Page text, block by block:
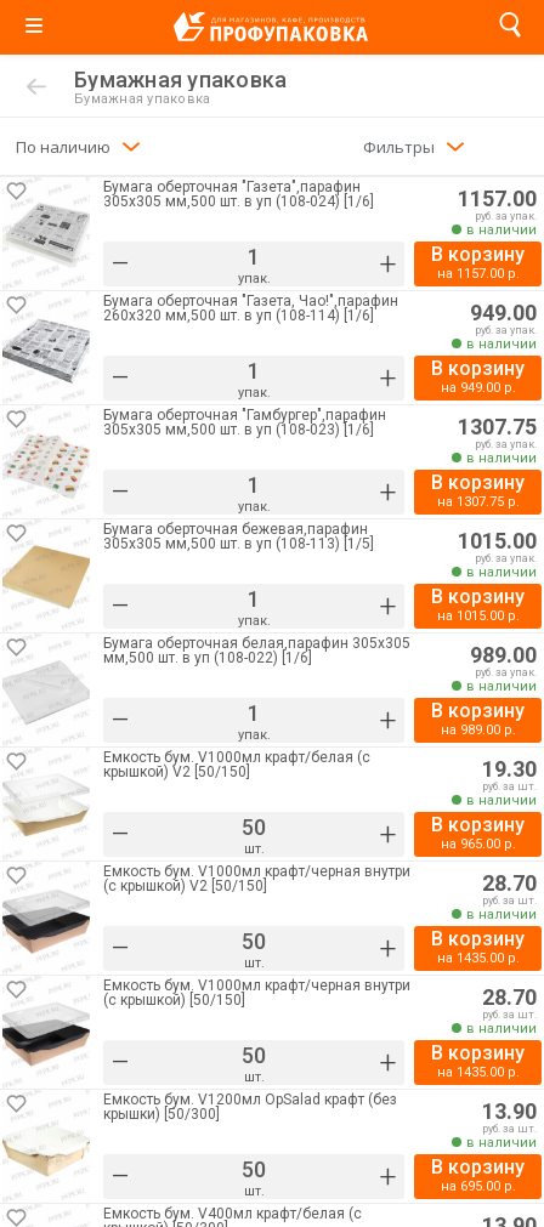
Бумажная упаковка
Бумажная упаковка
По наличию Фильтры
Бумага оберточная "Газета",парафин
305х305 мм,500 шт. в уп (108-024) [1/6]
– упак. +
1157.00
руб. за упак.
в наличии
В корзину
на 1157.00р.
Бумага оберточная "Газета, Чао!",парафин
260х320 мм,500 шт. в уп (108-114) [1/6]
– упак. +
949.00
руб. за упак.
в наличии
В корзину
на 949.00р.
Бумага оберточная "Гамбургер",парафин
305х305 мм,500 шт. в уп (108-023) [1/6]
– упак. +
1307.75
руб. за упак.
в наличии
В корзину
на 1307.75р.
Бумага оберточная бежевая,парафин
305х305 мм,500 шт. в уп (108-113) [1/5]
– упак. +
1015.00
руб. за упак.
в наличии
В корзину
на 1015.00р.
Бумага оберточная белая,парафин 305х305
мм,500 шт. в уп (108-022) [1/6]
– упак. +
989.00
руб. за упак.
в наличии
В корзину
на 989.00р.
Емкость бум. V1000мл крафт/белая (с
крышкой) V2 [50/150]
– шт. +
19.30
руб. за шт.
в наличии
В корзину
на 965.00р.
Емкость бум. V1000мл крафт/черная внутри
(с крышкой) V2 [50/150]
– шт. +
28.70
руб. за шт.
в наличии
В корзину
на 1435.00р.
Емкость бум. V1000мл крафт/черная внутри
(с крышкой) [50/150]
– шт. +
28.70
руб. за шт.
в наличии
В корзину
на 1435.00р.
Емкость бум. V1200мл OpSalad крафт (без
крышки) [50/300]
– шт. +
13.90
руб. за шт.
в наличии
В корзину
на 695.00р.
Емкость бум. V400мл крафт/белая (с